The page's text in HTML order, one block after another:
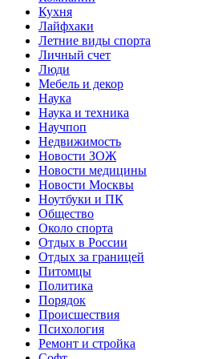
Кухня
Лайфхаки
Летние виды спорта
Личный счет
Люди
Мебель и декор
Наука
Наука и техника
Научпоп
Недвижимость
Новости ЗОЖ
Новости медицины
Новости Москвы
Ноутбуки и ПК
Общество
Около спорта
Отдых в России
Отдых за границей
Питомцы
Политика
Порядок
Происшествия
Психология
Ремонт и стройка